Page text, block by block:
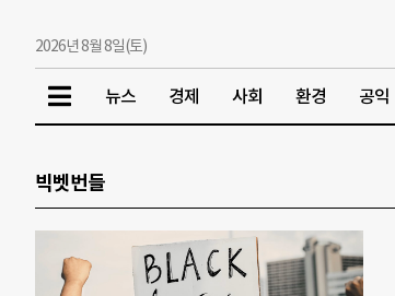
2026년 8월 8일(토)
뉴스 경제 사회 환경 공익
빅벳번들